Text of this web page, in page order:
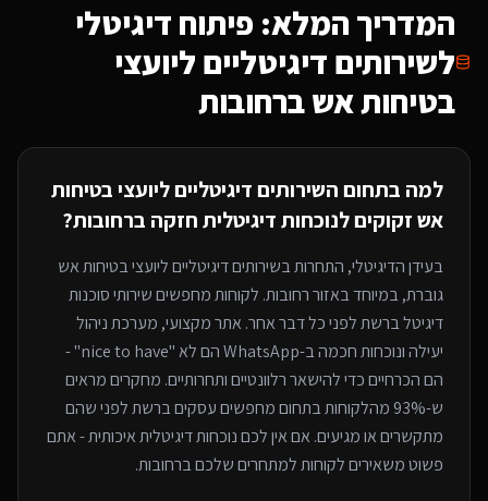
המדריך המלא: פיתוח דיגיטלי
לשירותים דיגיטליים ליועצי
בטיחות אשברחובות
למה בתחום השירותים דיגיטליים ליועצי בטיחות
אשזקוקים לנוכחות דיגיטלית חזקה ברחובות?
בעידן הדיגיטלי, התחרות בשירותים דיגיטליים ליועצי בטיחות אש
גוברת, במיוחדבאזור רחובות. לקוחות מחפשים שירותיסוכנות
דיגיטלברשת לפני כל דבר אחר. אתר מקצועי, מערכת ניהול
יעילה ונוכחות חכמה ב-WhatsApp הם לא "nice to have" -
הם הכרחיים כדי להישאר רלוונטיים ותחרותיים. מחקרים מראים
ש-93% מהלקוחות בתחום מחפשים עסקים ברשת לפני שהם
מתקשרים או מגיעים. אם אין לכם נוכחות דיגיטלית איכותית - אתם
פשוט משאירים לקוחות למתחריםשלכם ברחובות.